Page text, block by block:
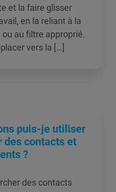
et la faire glisser
en la reliant à la
ou au filtre approprié.
vers la […]
puis-je utiliser
des contacts et
?
des contacts